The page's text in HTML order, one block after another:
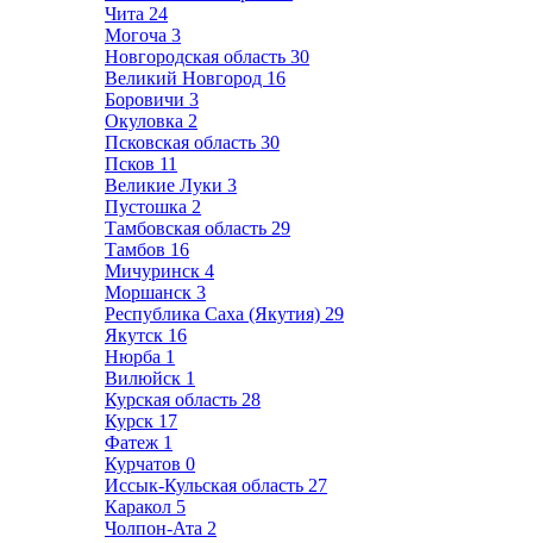
Чита 24
Могоча 3
Новгородская область 30
Великий Новгород 16
Боровичи 3
Окуловка 2
Псковская область 30
Псков 11
Великие Луки 3
Пустошка 2
Тамбовская область 29
Тамбов 16
Мичуринск 4
Моршанск 3
Республика Саха (Якутия) 29
Якутск 16
Нюрба 1
Вилюйск 1
Курская область 28
Курск 17
Фатеж 1
Курчатов 0
Иссык-Кульская область 27
Каракол 5
Чолпон-Ата 2